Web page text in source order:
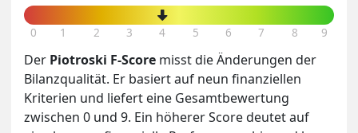
0 1 2 3 4 5 6 7 8 9
Der Piotroski F-Score misst die Änderungen der
Bilanzqualität. Er basiert auf neun finanziellen
Kriterien und liefert eine Gesamtbewertung
zwischen 0 und 9. Ein höherer Score deutet auf